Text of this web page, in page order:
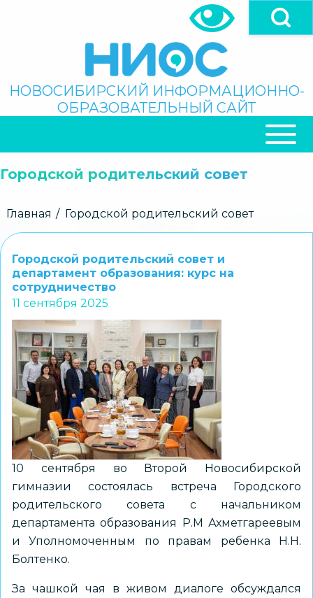
Поиск
НОВОСИБИРСКИЙ ИНФОРМАЦИОННО-
ОБРАЗОВАТЕЛЬНЫЙ САЙТ
НАВИГАЦИЯ
Городской родительский совет
Строка
Главная Городской родительский совет
Городской родительский совет и
департамент образования: курс на
сотрудничество
11 сентября 2025
10 сентября во Второй Новосибирской
гимназии состоялась встреча Городского
родительского совета с начальником
департамента образования Р.М Ахметгареевым
и Уполномоченным по правам ребенка Н.Н.
Болтенко.
За чашкой чая в живом диалоге обсуждался